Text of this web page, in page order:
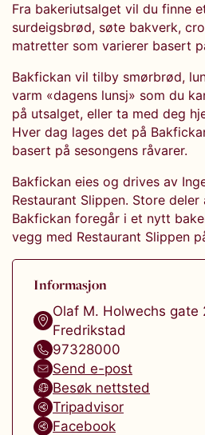
Fra bakeriutsalget vil du finne
surdeigsbrød, søte bakverk,
matretter som varierer basert
Bakfickan vil tilby smørbrød,
varm «dagens lunsj» som du
på utsalget, eller ta med deg
Hver dag lages det på
basert på sesongens råvarer.
Bakfickan eies og drives av
Restaurant Slippen. Store
Bakfickan foregår i et nytt
vegg med Restaurant Slippen
Informasjon
Olaf M. Holwechs gate
Fredrikstad
97328000
Send e-post
Besøk nettsted
Tripadvisor
Facebook